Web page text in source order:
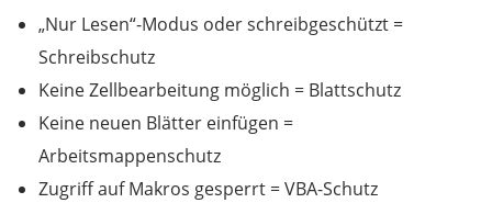
„Nur Lesen“-Modus oder schreibgeschützt =
Schreibschutz
Keine Zellbearbeitung möglich = Blattschutz
Keine neuen Blätter einfügen =
Arbeitsmappenschutz
Zugriff auf Makros gesperrt = VBA-Schutz